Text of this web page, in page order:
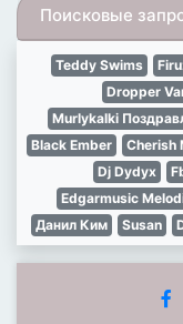
Поисковые
Teddy Swims
Dropper
Murlykalki
Black Ember
Cherish
Dj Dydyx
Edgarmusic
Данил Ким
Susan